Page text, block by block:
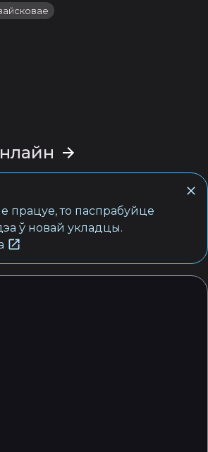
працуе, то паспрабуйце
ў новай укладцы.